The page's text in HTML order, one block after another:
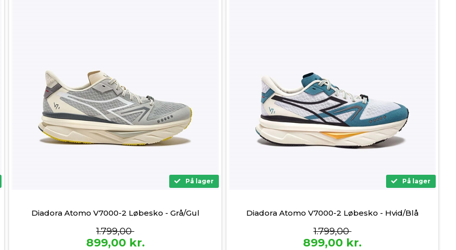
På lager
Diadora Atomo V7000-2 Løbesko - Grå/Gul
1.799,00
899,00 kr.
På lager
Diadora Atomo V7000-2 Løbesko - Hvid/Blå
1.799,00
899,00 kr.